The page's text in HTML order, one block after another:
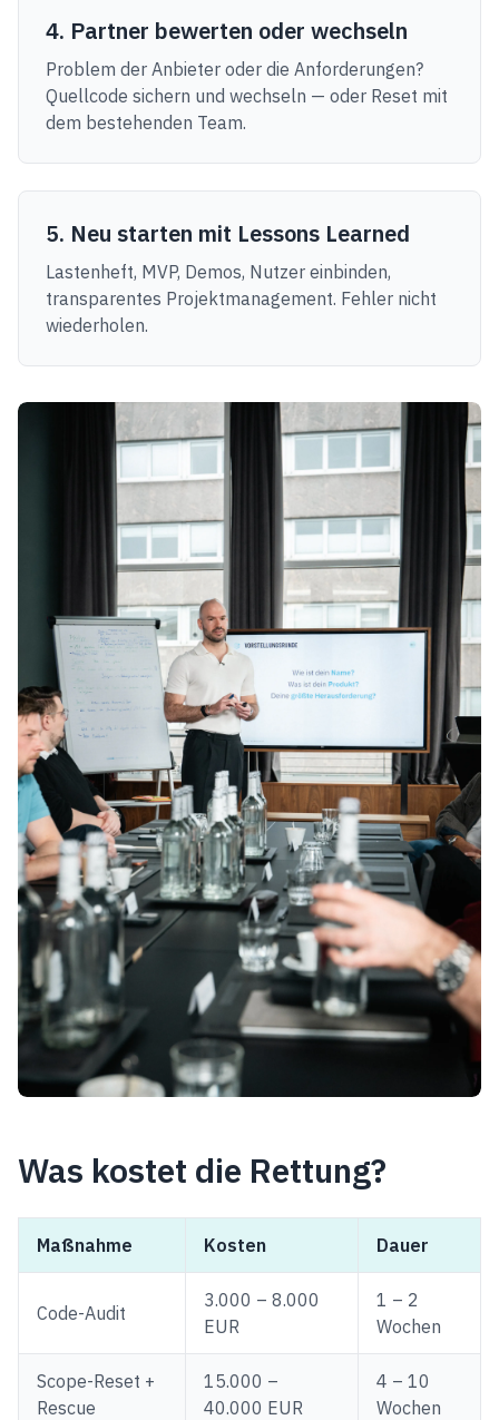
4. Partner bewerten oder wechseln
Problem der Anbieter oder die Anforderungen?
Quellcode sichern und wechseln — oder Reset mit
dem bestehenden Team.
5. Neu starten mit Lessons Learned
Lastenheft, MVP, Demos, Nutzer einbinden,
transparentes Projektmanagement. Fehler nicht
wiederholen.
Was kostet die Rettung?
Maßnahme Kosten Dauer
Code-Audit
3.000 – 8.000
EUR
1 – 2
Wochen
Scope-Reset +
Rescue
15.000 –
40.000 EUR
4 – 10
Wochen